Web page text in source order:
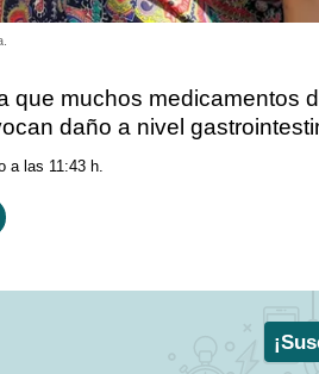
que muchos medicamentos
daño a nivel
a las 11:43 h.